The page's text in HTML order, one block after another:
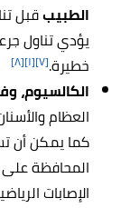
الطبيبقبل
يؤدي تناول
خطيرة.[٧] [١] [٨]
الكالسيوم،
العظام
كما يمكن أن
المحافظة على
الإصابات